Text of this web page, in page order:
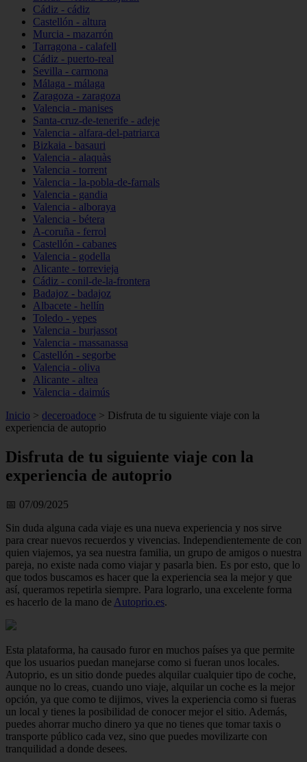
Cádiz - cádiz
Castellón - altura
Murcia - mazarrón
Tarragona - calafell
Cádiz - puerto-real
Sevilla - carmona
Málaga - málaga
Zaragoza - zaragoza
Valencia - manises
Santa-cruz-de-tenerife - adeje
Valencia - alfara-del-patriarca
Bizkaia - basauri
Valencia - alaquàs
Valencia - torrent
Valencia - la-pobla-de-farnals
Valencia - gandia
Valencia - alboraya
Valencia - bétera
A-coruña - ferrol
Castellón - cabanes
Valencia - godella
Alicante - torrevieja
Cádiz - conil-de-la-frontera
Badajoz - badajoz
Albacete - hellín
Toledo - yepes
Valencia - burjassot
Valencia - massanassa
Castellón - segorbe
Valencia - oliva
Alicante - altea
Valencia - daimús
Inicio > deceroadoce > Disfruta de tu siguiente viaje con la
experiencia de autoprio
Disfruta de tu siguiente viaje con la
experiencia de autoprio
📅 07/09/2025
Sin duda alguna cada viaje es una nueva experiencia y nos sirve
para crear nuevos recuerdos y vivencias. Independientemente de con
quien viajemos, ya sea nuestra familia, un grupo de amigos o nuestra
pareja, no existe nada como viajar y pasarla bien. Es por esto, que lo
que todos buscamos es hacer que la experiencia sea la mejor y que
así, queramos repetirla siempre. Para lograrlo, una excelente forma
es hacerlo de la mano de Autoprio.es.
Esta plataforma, ha causado furor en muchos países ya que permite
que los usuarios puedan manejarse como si fueran unos locales.
Autoprio, es un sitio donde puedes alquilar cualquier tipo de coche,
aunque no lo creas, cuando uno viaje, alquilar un coche es la mejor
opción, ya que como te dijimos, vives la experiencia como si fueras
un local y tienes la posibilidad de conocer mejor el sitio. Además,
puedes ahorrar mucho dinero ya que no tienes que tomar taxis o
transporte público cada vez, sino que puedes movilizarte con
tranquilidad a donde desees.